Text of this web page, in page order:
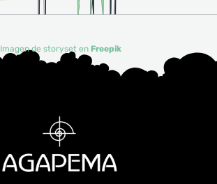
Imagen de storyset en Freepik